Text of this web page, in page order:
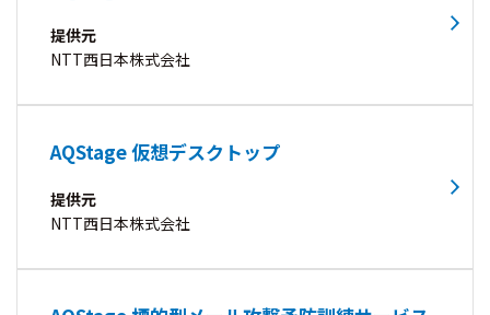
提供元
NTT西日本株式会社
AQStage 仮想デスクトップ
提供元
NTT西日本株式会社